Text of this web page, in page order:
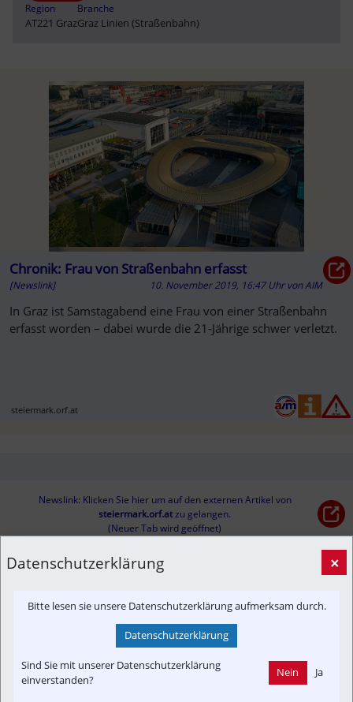
Region
AT221 Graz
Branche
Graz Linien (Straßenbahn)
Chronik: Frau von Straßenbahn erfasst
[Newslink] 10. November 2019, 16:47 Uhr vonAIM
In Graz ist Samstagabend eine Frau von einer Straßenbahn
erfasst worden – dabei wurde die 21-Jährige schwer verletzt.
steiermark.orf.at
Newslink: Klicken Sie hier um auf den externen Artikel von
steiermark.orf.at zu gelangen.
(Neuer Tab wird geöffnet)
Austria-In-Motion
Fachbeitrag Unfall
Newslink
Datenschutzerklärung ×
Bitte lesen sie unsere Datenschutzerklärung aufmerksam durch.
Datenschutzerklärung
Sind Sie mit unserer Datenschutzerklärung
einverstanden?
Nein Ja